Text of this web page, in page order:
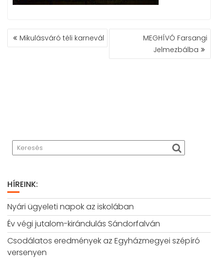
BEJEGYZÉS
NAVIGÁCIÓ
Mikulásváró téli karnevál
MEGHÍVÓ Farsangi
Jelmezbálba
HÍREINK:
Nyári ügyeleti napok az iskolában
Év végi jutalom-kirándulás Sándorfalván
Csodálatos eredmények az Egyházmegyei szépíró
versenyen